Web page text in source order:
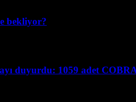
bekliyor?
duyurdu: 1059 adet